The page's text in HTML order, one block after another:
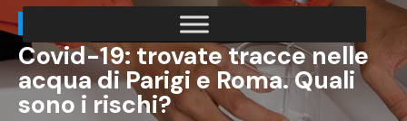
EROGATORI DI ACQUA
Covid-19: trovate tracce nelle
acqua di Parigi e Roma. Quali
sono i rischi?